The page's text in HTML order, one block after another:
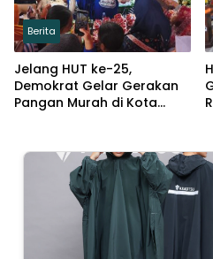
Berita
Jelang HUT ke-25,
Demokrat Gelar Gerakan
Pangan Murah di Kota